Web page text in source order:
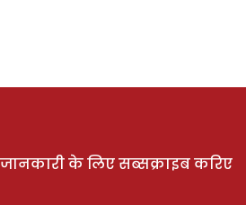
के लिए सब्सक्राइब करिए